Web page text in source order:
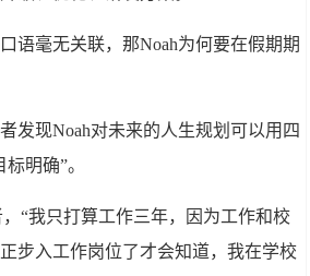
语毫无关联，那Noah为何要在假期期
发现Noah对未来的人生规划可以用四
明确”。
“我只打算工作三年，因为工作和校
步入工作岗位了才会知道，我在学校